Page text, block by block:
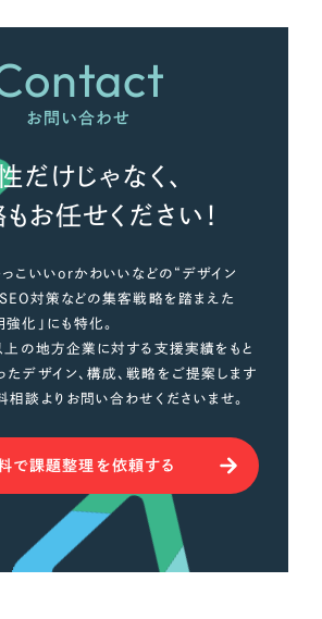
お問い合わせ
だけじゃなく、
お任せください！
っこいいorかわいいなどの“デザイン
SEO対策などの集客戦略を踏まえた
強化」にも特化。
の地方企業に対する支援実績をもと
たデザイン、構成、戦略をご提案します
相談よりお問い合わせくださいませ。
で課題整理を依頼する